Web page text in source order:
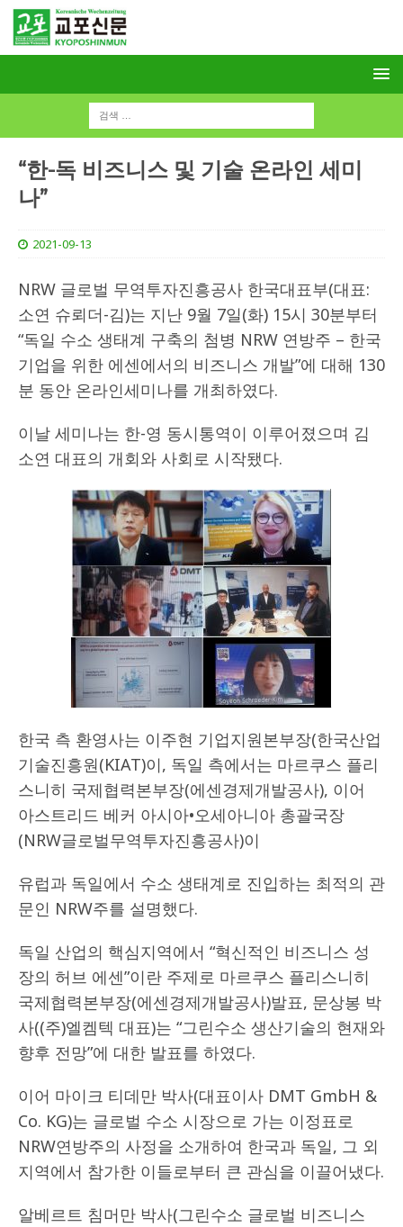
“한-독 비즈니스 및 기술 온라인 세미
나”
2021-09-13
NRW 글로벌 무역투자진흥공사 한국대표부(대표:
소연 슈뢰더-김)는 지난 9월 7일(화) 15시 30분부터
“독일 수소 생태계 구축의 첨병 NRW 연방주 – 한국
기업을 위한 에센에서의 비즈니스 개발”에 대해 130
분 동안 온라인세미나를 개최하였다.
이날 세미나는 한-영 동시통역이 이루어졌으며 김
소연 대표의 개회와 사회로 시작됐다.
한국 측 환영사는 이주현 기업지원본부장(한국산업
기술진흥원(KIAT)이, 독일 측에서는 마르쿠스 플리
스니히 국제협력본부장(에센경제개발공사), 이어
아스트리드 베커 아시아•오세아니아 총괄국장
(NRW글로벌무역투자진흥공사)이
유럽과 독일에서 수소 생태계로 진입하는 최적의 관
문인 NRW주를 설명했다.
독일 산업의 핵심지역에서 “혁신적인 비즈니스 성
장의 허브 에센”이란 주제로 마르쿠스 플리스니히
국제협력본부장(에센경제개발공사)발표, 문상봉 박
사((주)엘켐텍 대표)는 “그린수소 생산기술의 현재와
향후 전망”에 대한 발표를 하였다.
이어 마이크 티데만 박사(대표이사 DMT GmbH &
Co. KG)는 글로벌 수소 시장으로 가는 이정표로
NRW연방주의 사정을 소개하여 한국과 독일, 그 외
지역에서 참가한 이들로부터 큰 관심을 이끌어냈다.
알베르트 침머만 박사(그린수소 글로벌 비즈니스